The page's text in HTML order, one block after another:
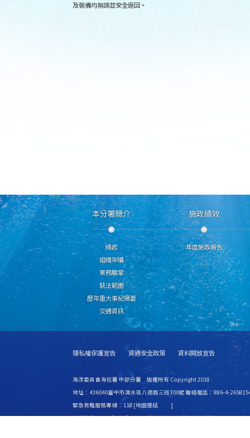
及裝備均無誤並安全返回。
本分署簡介
緣起
組織架構
業務職掌
執法範圍
歷年重大事紀摘要
交通資訊
施政績效
年度施政報告
隱私權保護宣告 資通安全政策 資料開放宣告
海洋委員會海巡署 中部分署 版權所有 Copyright 2018
地址：436040臺中市清水區八德路三段300號 聯絡電話：886-4-
緊急救難服務專線：118 [地圖連結
]
建議使用 IE6.0 或 Firefox2.0 以上瀏覽器，最佳瀏覽解析度 1024x768